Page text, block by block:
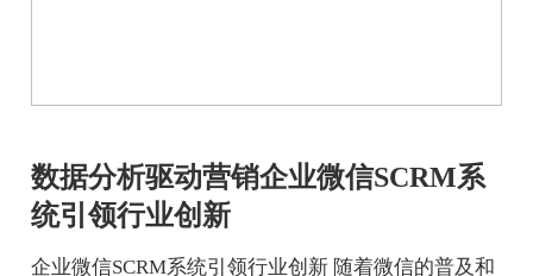
数据分析驱动营销企业微信SCRM系
统引领行业创新
企业微信SCRM系统引领行业创新 随着微信的普及和